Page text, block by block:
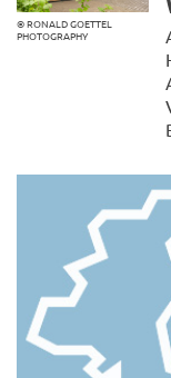
© RONALD GOETTEL
PHOTOGRAPHY